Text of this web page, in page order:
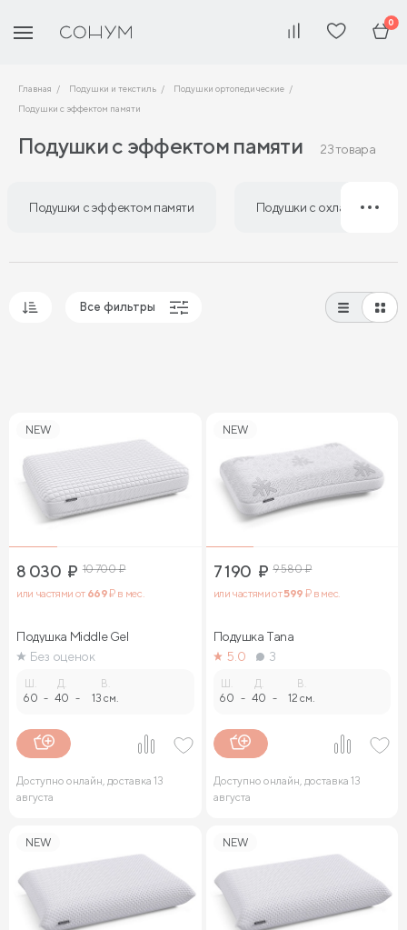
0
Главная Подушки и текстиль
Подушки ортопедические
Подушки с эффектом памяти
Подушки с эффектом памяти 23 товара
Подушки с эффектом памяти Подушки с охлаждающим
Все фильтры
NEW
8 030 ₽ 10 700₽
или частями от 669₽ в мес.
Подушка Middle Gel
Без оценок
Ш.
60 -
Д.
40 -
В.
13 см.
Доступно онлайн, доставка 13
августа
NEW
7 190 ₽ 9 580₽
или частями от599 ₽ в мес.
Подушка Tana
5.0
3
Ш.
60 -
Д.
40 -
В.
12 см.
Доступно онлайн, доставка 13
августа
NEW NEW